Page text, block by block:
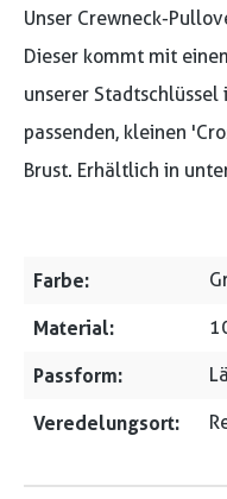
Unser Crewneck-
Dieser kommt mit
unserer
passenden, kleinen
Brust. Erhältlich in
Farbe:
Material:
Passform:
Veredelungsort: